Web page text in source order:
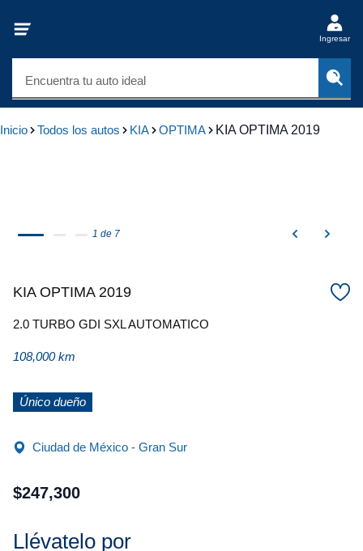
Ingresar
Encuentra tu auto ideal
Inicio Todos los autos KIA OPTIMA KIA OPTIMA 2019
1 de 7
KIA OPTIMA 2019
2.0 TURBO GDI SXL AUTOMATICO
108,000 km
Único dueño
Ciudad de México - Gran Sur
$247,300
Llévatelo por